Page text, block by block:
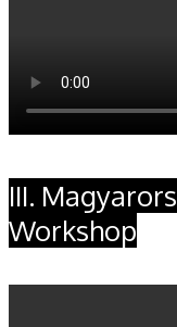
III.
Workshop